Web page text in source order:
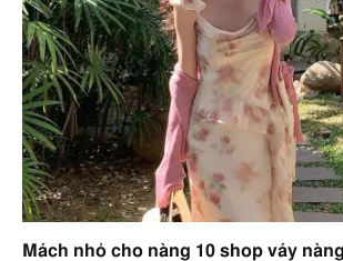
Mách nhỏ cho nàng 10 shop váy